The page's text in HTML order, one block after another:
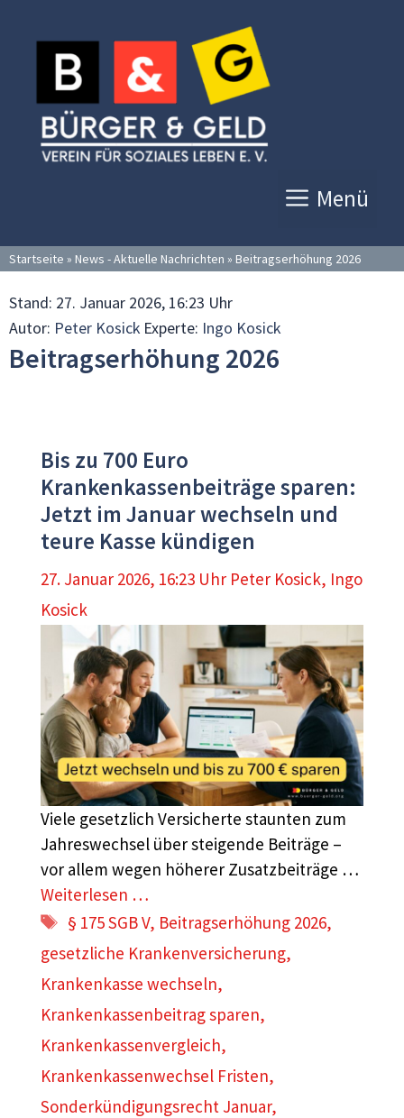
Inhalt
springen
Menü
Startseite » News - Aktuelle Nachrichten » Beitragserhöhung 2026
Stand: 27. Januar 2026, 16:23 Uhr
Autor: Peter Kosick Experte: Ingo Kosick
Beitragserhöhung 2026
Bis zu 700 Euro
Krankenkassenbeiträge sparen:
Jetzt im Januar wechseln und
teure Kasse kündigen
27. Januar 2026, 16:23 Uhr Peter Kosick, Ingo
Kosick
Viele gesetzlich Versicherte staunten zum
Jahreswechsel über steigende Beiträge –
vor allem wegen höherer Zusatzbeiträge …
Weiterlesen …
Schlagwörter
§ 175 SGB V, Beitragserhöhung 2026,
gesetzliche Krankenversicherung,
Krankenkasse wechseln,
Krankenkassenbeitrag sparen,
Krankenkassenvergleich,
Krankenkassenwechsel Fristen,
Sonderkündigungsrecht Januar,